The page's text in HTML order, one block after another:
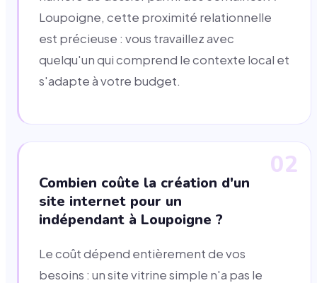
Loupoigne, cette proximité relationnelle
est précieuse : vous travaillez avec
quelqu'un qui comprend le contexte local et
s'adapte à votre budget.
02
Combien coûte la création d'un
site internet pour un
indépendant à Loupoigne ?
Le coût dépend entièrement de vos
besoins : un site vitrine simple n'a pas le